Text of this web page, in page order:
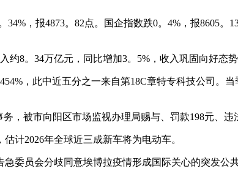
，报4873。82点。国企指数跌0。4%，报8605。
8。34万亿元，同比增加3。5%，收入巩固向好态势
，此中近五分之一来自第18C章特专科技公司。当
被市向阳区市场监视办理局赐与、罚款198元、违
计2026年全球近三成新车将为电动车。
员会分歧同意埃博拉疫情形成国际关心的突发公